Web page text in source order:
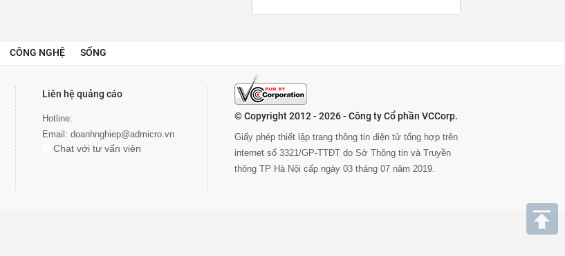
CÔNG NGHỆ SỐNG
Liên hệ quảng cáo
Hotline:
Email: doanhnghiep@admicro.vn
Chat với tư vấn viên
© Copyright 2012 - 2026 - Công ty Cổ phần VCCorp.
Giấy phép thiết lập trang thông tin điện tử tổng hợp trên
internet số 3321/GP-TTĐT do Sở Thông tin và Truyền
thông TP Hà Nội cấp ngày 03 tháng 07 năm 2019.